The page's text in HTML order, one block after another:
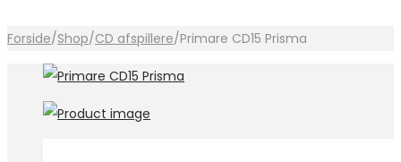
Forside/Shop/CD afspillere/Primare CD15 Prisma